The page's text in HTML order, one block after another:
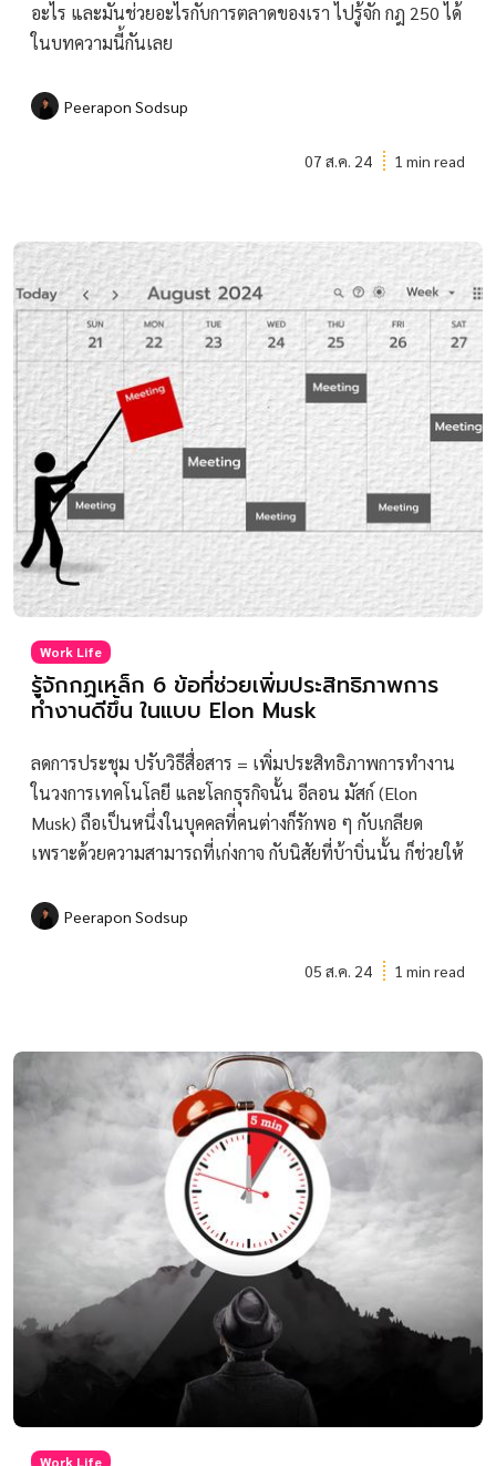
อะไร และมันช่วยอะไรกับการตลาดของเรา ไปรู้จัก กฎ 250 ได้
ในบทความนี้กันเลย
Peerapon Sodsup
07 ส.ค. 24 1 min read
Work Life
รู้จักกฏเหล็ก 6 ข้อที่ช่วยเพิ่มประสิทธิภาพการ
ทำงานดีขึ้น ในแบบ Elon Musk
ลดการประชุม ปรับวิธีสื่อสาร = เพิ่มประสิทธิภาพการทำงาน
ในวงการเทคโนโลยี และโลกธุรกิจนั้น อีลอน มัสก์ (Elon
Musk) ถือเป็นหนึ่งในบุคคลที่คนต่างก็รักพอ ๆ กับเกลียด
เพราะด้วยความสามารถที่เก่งกาจ กับนิสัยที่บ้าบิ่นนั้น ก็ช่วยให้
Peerapon Sodsup
05 ส.ค. 24 1 min read
Work Life